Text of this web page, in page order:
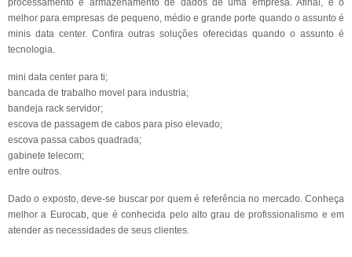
processamento e armazenamento de dados de uma empresa. Afinal, é o
melhor para empresas de pequeno, médio e grande porte quando o assunto é
minis data center. Confira outras soluções oferecidas quando o assunto é
tecnologia.
mini data center para ti;
bancada de trabalho movel para industria;
bandeja rack servidor;
escova de passagem de cabos para piso elevado;
escova passa cabos quadrada;
gabinete telecom;
entre outros.
Dado o exposto, deve-se buscar por quem é referência no mercado. Conheça
melhor a Eurocab, que é conhecida pelo alto grau de profissionalismo e em
atender as necessidades de seus clientes.